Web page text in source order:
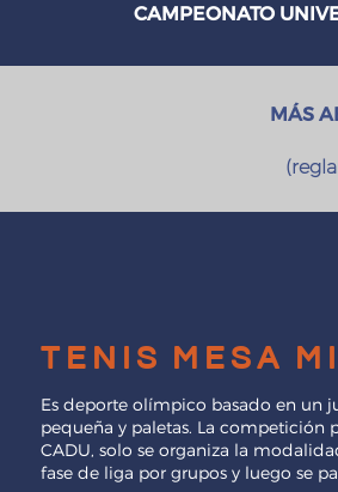
CAMPEONATO
MÁS
tenis mesa
Es deporte olímpico basado en un
pequeña y paletas. La competición
CADU, solo se organiza la
fase de liga por grupos y luego se